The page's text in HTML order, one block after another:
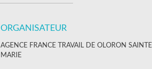
ORGANISATEUR
AGENCE FRANCE TRAVAIL DE OLORON SAINTE
MARIE